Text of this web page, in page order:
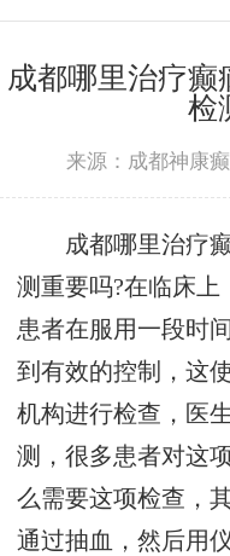
成都哪里治疗癫
检
来源：成都神康
成都哪里治疗癫
测重要吗?在临床
患者在服用一段时
到有效的控制，这
机构进行检查，医
测，很多患者对这
么需要这项检查，
通过抽血，然后用